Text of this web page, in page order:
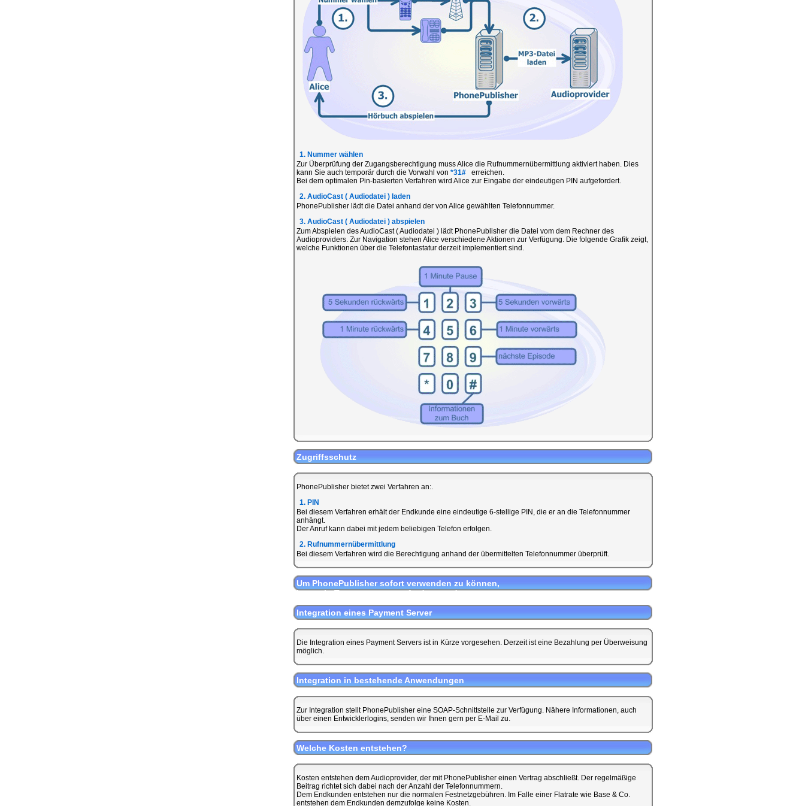
1. Nummer wählen
Zur Überprüfung der Zugangsberechtigung muss Alice die Rufnummernübermittlung aktiviert haben. Dies
kann Sie auch temporär durch die Vorwahl von *31#
erreichen.
Bei dem optimalen Pin-basierten Verfahren wird Alice zur Eingabe der eindeutigen PIN aufgefordert.
2. AudioCast ( Audiodatei ) laden
PhonePublisher lädt die Datei anhand der von Alice gewählten Telefonnummer.
3. AudioCast ( Audiodatei ) abspielen
Zum Abspielen des AudioCast ( Audiodatei ) lädt PhonePublisher die Datei vom dem Rechner des
Audioproviders. Zur Navigation stehen Alice verschiedene Aktionen zur Verfügung. Die folgende Grafik zeigt,
welche Funktionen über die Telefontastatur derzeit implementiert sind.
Zugriffsschutz
PhonePublisher bietet zwei Verfahren an:.
1. PIN
Bei diesem Verfahren erhält der Endkunde eine eindeutige 6-stellige PIN, die er an die Telefonnummer
anhängt.
Der Anruf kann dabei mit jedem beliebigen Telefon erfolgen.
2. Rufnummernübermittlung
Bei diesem Verfahren wird die Berechtigung anhand der übermittelten Telefonnummer überprüft.
Um PhonePublisher sofort verwenden zu können,
kann ein Testaccount angefordert werden.
Integration eines Payment Server
Die Integration eines Payment Servers ist in Kürze vorgesehen. Derzeit ist eine Bezahlung per Überweisung
möglich.
Integration in bestehende Anwendungen
Zur Integration stellt PhonePublisher eine SOAP-Schnittstelle zur Verfügung. Nähere Informationen, auch
über einen Entwicklerlogins, senden wir Ihnen gern per E-Mail zu.
Welche Kosten entstehen?
Kosten entstehen dem Audioprovider, der mit PhonePublisher einen Vertrag abschließt. Der regelmäßige
Beitrag richtet sich dabei nach der Anzahl der Telefonnummern.
Dem Endkunden entstehen nur die normalen Festnetzgebühren. Im Falle einer Flatrate wie Base & Co.
entstehen dem Endkunden demzufolge keine Kosten.